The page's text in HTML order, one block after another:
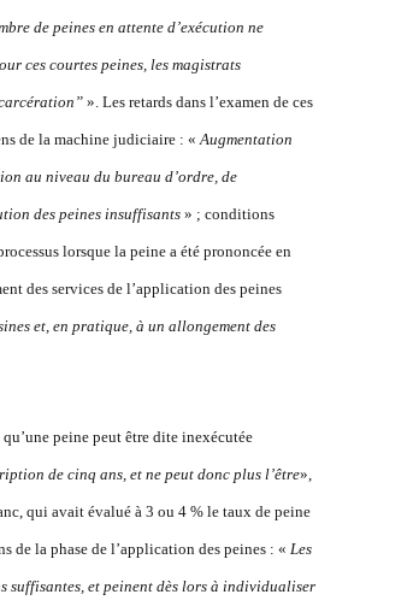
de peines en attente d’exécution ne
ces courtes peines, les magistrats
». Les retards dans l’examen de ces
de la machine judiciaire : « Augmentation
au niveau du bureau d’ordre, de
des peines insuffisants » ; conditions
lorsque la peine a été prononcée en
des services de l’application des peines
et, en pratique, à un allongement des
peine peut être dite inexécutée
de cinq ans, et ne peut donc plus l’être»,
qui avait évalué à 3 ou 4 % le taux de peine
de la phase de l’application des peines : « Les
suffisantes, et peinent dès lors à individualiser